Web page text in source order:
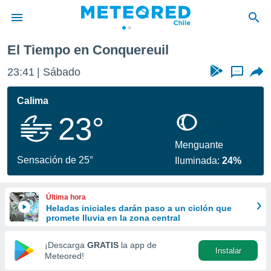
de
por
que se
calidad.
a este
las
y
forma
digital
basada
El Tiempo en Conquereuil
23:41 Sábado ...
Calima
23°
Sensación de 25°
Menguante
Iluminada:24%
Última hora
Heladas iniciales darán paso a un ciclón que
promete lluvia en la zona central
¡Descarga GRATIS la app de
Meteored!
Instalar